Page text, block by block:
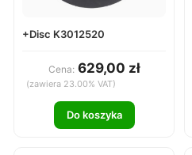
+Disc K3012520
Cena: 629,00 zł
(zawiera 23.00% VAT)
Do koszyka